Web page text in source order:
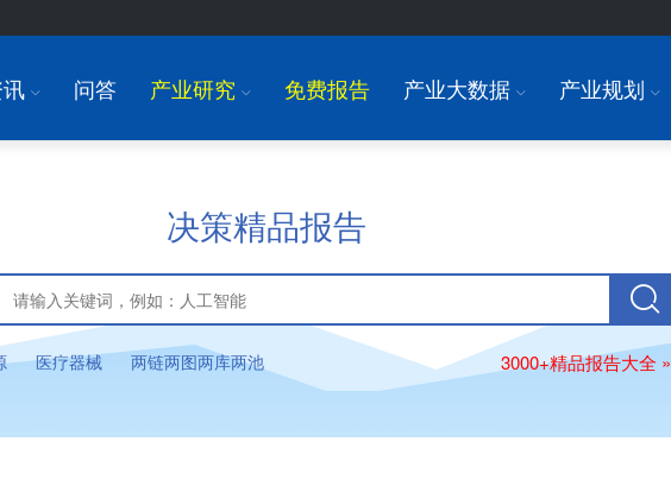
I 问答 产业研究 I 免费报告 产业大数据 I 产业规划 I
决策精品报告
医疗器械 两链两图两库两池 3000+精品报告大全 »